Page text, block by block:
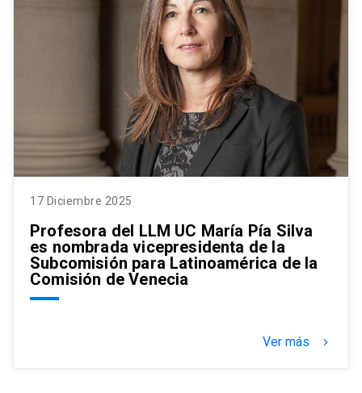
17 Diciembre 2025
Profesora del LLM UC María Pía Silva
es nombrada vicepresidenta de la
Subcomisión para Latinoamérica de la
Comisión de Venecia
Ver más keyboard_arrow_right